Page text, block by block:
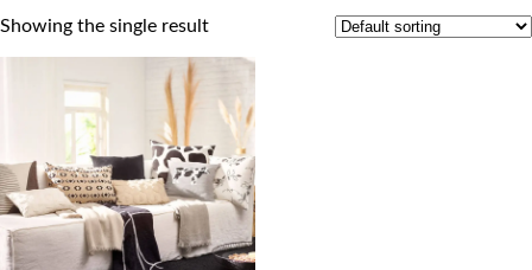
Showing the single result